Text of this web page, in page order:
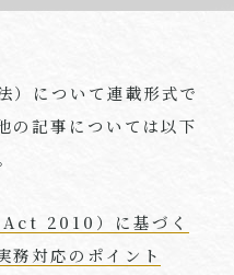
）について連載形式で
の記事については以下
2010 ）に基づく
務対応のポイント